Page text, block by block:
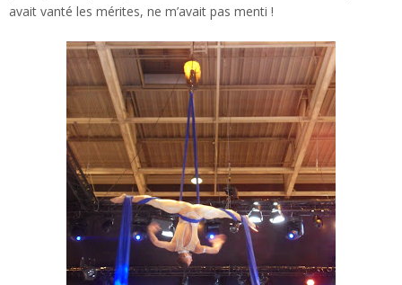
avait vanté les mérites, ne m’avait pas menti !